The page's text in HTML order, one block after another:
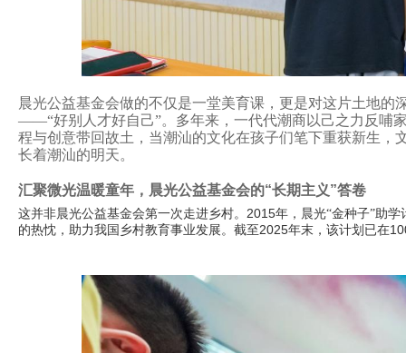
晨光公益基金会做的不仅是一堂美育课，更是对这片土地
——“好别人才好自己”。多年来，一代代潮商以己之力反哺
程与创意带回故土，当潮汕的文化在孩子们笔下重获新生
长着潮汕的明天。
汇聚微光温暖童年， 晨光公益基金会的“长期主义”答卷
这并非晨光公益基金会第一次走进乡村。 2015年，晨光“金种子”助
的热忱，助力我国乡村教育事业发展。截至2025年末，该计划已在